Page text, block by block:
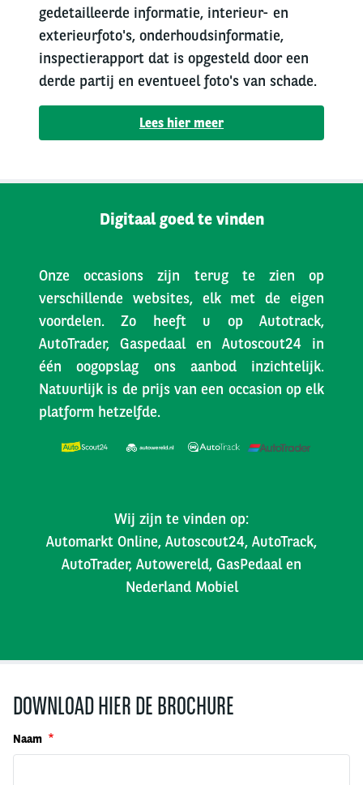
gedetailleerde informatie, interieur- en
exterieurfoto's, onderhoudsinformatie,
inspectierapport dat is opgesteld door een
derde partij en eventueel foto's van schade.
Lees hier meer
Digitaal goed te vinden
Onze occasions zijn terug te zien op
verschillende websites, elk met de eigen
voordelen. Zo heeft u op Autotrack,
AutoTrader, Gaspedaal en Autoscout24 in
één oogopslag ons aanbod inzichtelijk.
Natuurlijk is de prijs van een occasion op elk
platform hetzelfde.
Wij zijn te vinden op:
Automarkt Online, Autoscout24, AutoTrack,
AutoTrader, Autowereld, GasPedaal en
Nederland Mobiel
DOWNLOAD HIER DE BROCHURE
Naam